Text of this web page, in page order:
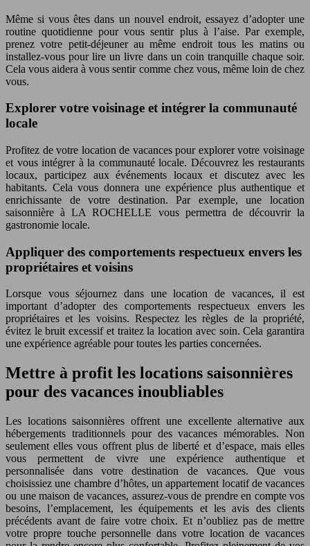
Même si vous êtes dans un nouvel endroit, essayez d’adopter une
routine quotidienne pour vous sentir plus à l’aise. Par exemple,
prenez votre petit-déjeuner au même endroit tous les matins ou
installez-vous pour lire un livre dans un coin tranquille chaque soir.
Cela vous aidera à vous sentir comme chez vous, même loin de chez
vous.
Explorer votre voisinage et intégrer la communauté
locale
Profitez de votre location de vacances pour explorer votre voisinage
et vous intégrer à la communauté locale. Découvrez les restaurants
locaux, participez aux événements locaux et discutez avec les
habitants. Cela vous donnera une expérience plus authentique et
enrichissante de votre destination. Par exemple, une location
saisonnière à LA ROCHELLE vous permettra de découvrir la
gastronomie locale.
Appliquer des comportements respectueux envers les
propriétaires et voisins
Lorsque vous séjournez dans une location de vacances, il est
important d’adopter des comportements respectueux envers les
propriétaires et les voisins. Respectez les règles de la propriété,
évitez le bruit excessif et traitez la location avec soin. Cela garantira
une expérience agréable pour toutes les parties concernées.
Mettre à profit les locations saisonnières
pour des vacances inoubliables
Les locations saisonnières offrent une excellente alternative aux
hébergements traditionnels pour des vacances mémorables. Non
seulement elles vous offrent plus de liberté et d’espace, mais elles
vous permettent de vivre une expérience authentique et
personnalisée dans votre destination de vacances. Que vous
choisissiez une chambre d’hôtes, un appartement locatif de vacances
ou une maison de vacances, assurez-vous de prendre en compte vos
besoins, l’emplacement, les équipements et les avis des clients
précédents avant de faire votre choix. Et n’oubliez pas de mettre
votre propre touche personnelle dans votre location de vacances